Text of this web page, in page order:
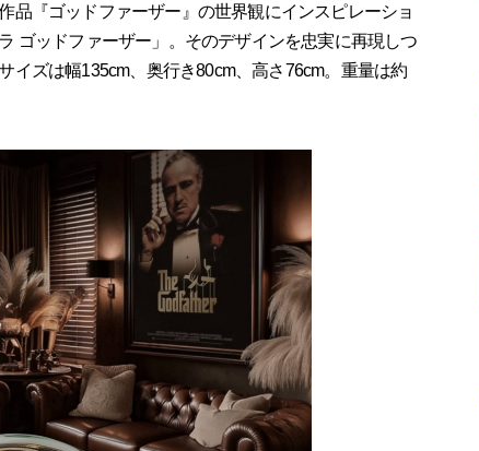
『ゴッドファーザー』の世界観にインスピレーショ
ゴッドファーザー」。そのデザインを忠実に再現しつ
イズは幅135cm、奥行き80cm、高さ76cm。重量は約